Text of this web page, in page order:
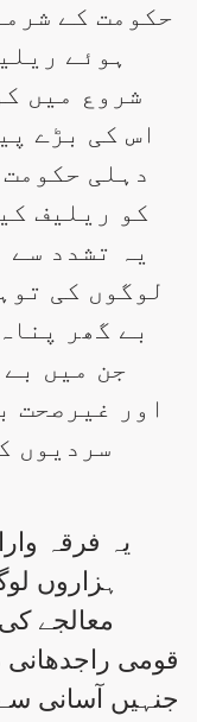
حکومت کے
ہوئے
شروع میں
اس کی بڑے
دہلی
کو ریلیف
یہ تشدد
لوگوں کی
بے گھر
جن میں
اور غیرصحت
سردیوں
یہ فرقہ
ہزاروں
معالجے
قومی راجدھانی
جنہیں آسانی